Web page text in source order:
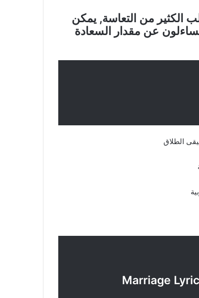
الكثير من التعاسة, يمكن
عن مقدار السعادة
الطلاق